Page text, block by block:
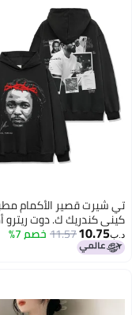
تي شيرت قصير الأكمام
كيني كندريك ك. دوت ريترو
من قطن ثقيل
د.ب‏10.75
11.57خصم 7%